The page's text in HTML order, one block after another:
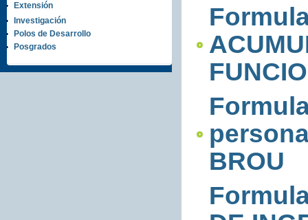
Extensión
Investigación
Polos de Desarrollo
Posgrados
BROU